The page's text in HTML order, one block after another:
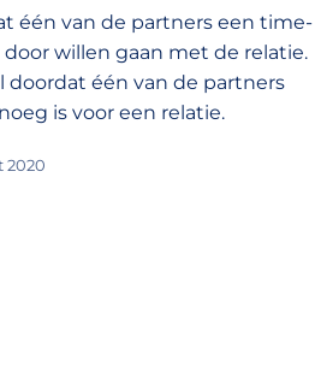
één van de partners een time-
willen gaan met de relatie.
één van de partners
is voor een relatie.
2020